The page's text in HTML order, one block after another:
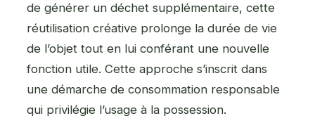
de générer un déchet supplémentaire, cette
réutilisation créative prolonge la durée de vie
de l’objet tout en lui conférant une nouvelle
fonction utile. Cette approche s’inscrit dans
une démarche de consommation responsable
qui privilégie l’usage à la possession.